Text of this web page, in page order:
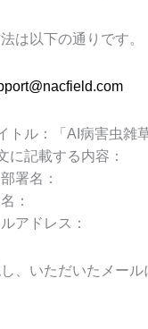
は以下の通りです。
トル：「 AI 病害虫雑
に記載する内容：
署名：
：
アドレス：
、いただいたメー